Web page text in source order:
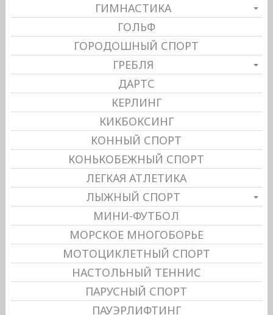
ГИМНАСТИКА
ГОЛЬФ
ГОРОДОШНЫЙ СПОРТ
ГРЕБЛЯ
ДАРТС
КЕРЛИНГ
КИКБОКСИНГ
КОННЫЙ СПОРТ
КОНЬКОБЕЖНЫЙ СПОРТ
ЛЕГКАЯ АТЛЕТИКА
ЛЫЖНЫЙ СПОРТ
МИНИ-ФУТБОЛ
МОРСКОЕ МНОГОБОРЬЕ
МОТОЦИКЛЕТНЫЙ СПОРТ
НАСТОЛЬНЫЙ ТЕННИС
ПАРУСНЫЙ СПОРТ
ПАУЭРЛИФТИНГ